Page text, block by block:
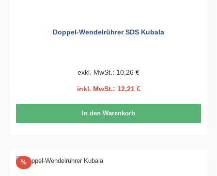
Doppel-Wendelrührer SDS Kubala
exkl. MwSt.: 10,26 €
inkl. MwSt.: 12,21 €
In den Warenkorb
%Rabatt